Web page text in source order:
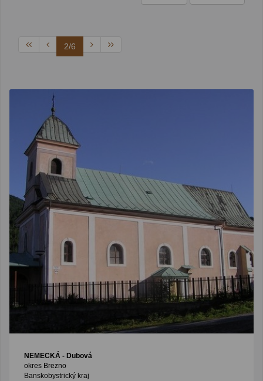
2/6
NEMECKÁ - Dubová
okres Brezno
Banskobystrický kraj